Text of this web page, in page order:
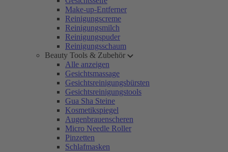
Make-up-Entferner
Reinigungscreme
Reinigungsmilch
Reinigungspuder
Reinigungsschaum
Beauty Tools & Zubehör
Alle anzeigen
Gesichtsmassage
Gesichtsreinigungsbürsten
Gesichtsreinigungstools
Gua Sha Steine
Kosmetikspiegel
Augenbrauenscheren
Micro Needle Roller
Pinzetten
Schlafmasken